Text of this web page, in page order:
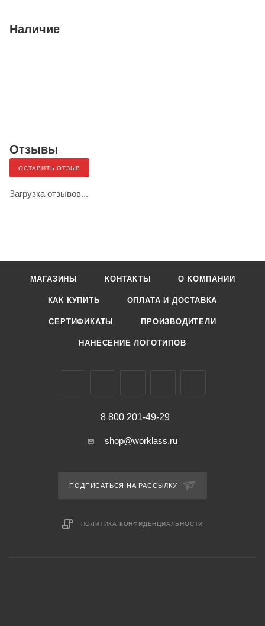
Наличие
Отзывы
ОСТАВИТЬ ОТЗЫВ
Загрузка отзывов...
МАГАЗИНЫ КОНТАКТЫ О КОМПАНИИ
КАК КУПИТЬ ОПЛАТА И ДОСТАВКА
СЕРТИФИКАТЫ ПРОИЗВОДИТЕЛИ
НАНЕСЕНИЕ ЛОГОТИПОВ
8 800 201-49-29
shop@worklass.ru
ПОДПИСАТЬСЯ НА РАССЫЛКУ
ПОЛИТИКА КОНФИДЕНЦИАЛЬНОСТИ